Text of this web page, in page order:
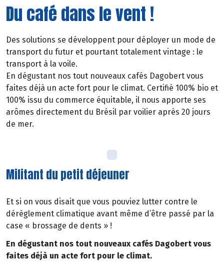
Du café dans le vent !
Des solutions se développent pour déployer un mode de
transport du futur et pourtant totalement vintage : le
transport à la voile.
En dégustant nos tout nouveaux cafés Dagobert vous
faites déjà un acte fort pour le climat. Certifié 100% bio et
100% issu du commerce équitable, il nous apporte ses
arômes directement du Brésil par voilier après 20 jours
de mer.
Militant du petit déjeuner
Et si on vous disait que vous pouviez lutter contre le
dérèglement climatique avant même d’être passé par la
case « brossage de dents » !
En dégustant nos tout nouveaux cafés Dagobert vous
faites déjà un acte fort pour le climat.